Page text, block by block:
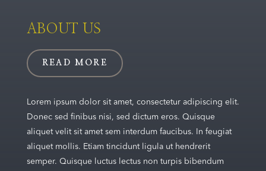
ABOUT US
READ MORE
Lorem ipsum dolor sit amet, consectetur adipiscing elit.
Donec sed finibus nisi, sed dictum eros. Quisque
aliquet velit sit amet sem interdum faucibus. In feugiat
aliquet mollis. Etiam tincidunt ligula ut hendrerit
semper. Quisque luctus lectus non turpis bibendum